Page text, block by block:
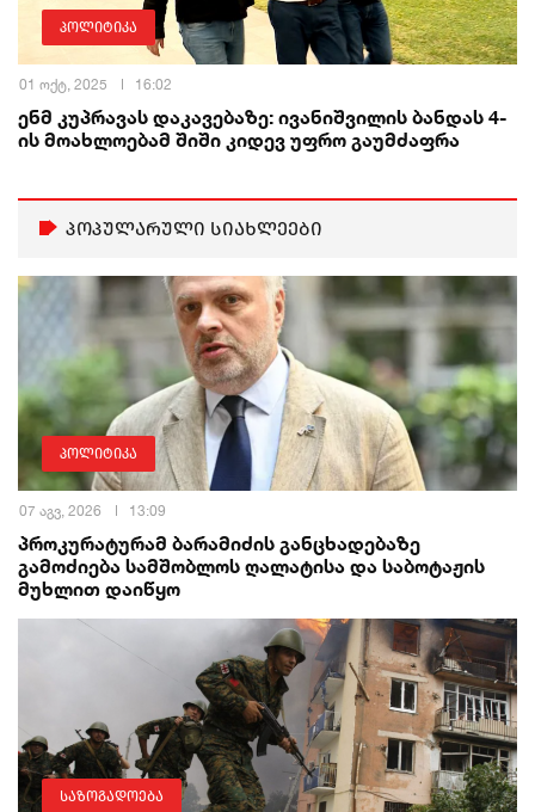
პოლიტიკა
01 ოქტ, 2025 16:02
ენმ კუპრავას დაკავებაზე: ივანიშვილის ბანდას 4-
ის მოახლოებამ შიში კიდევ უფრო გაუმძაფრა
პოპულარული სიახლეები
პოლიტიკა
07 აგვ, 2026 13:09
პროკურატურამ ბარამიძის განცხადებაზე
გამოძიება სამშობლოს ღალატისა და საბოტაჟის
მუხლით დაიწყო
საზოგადოება